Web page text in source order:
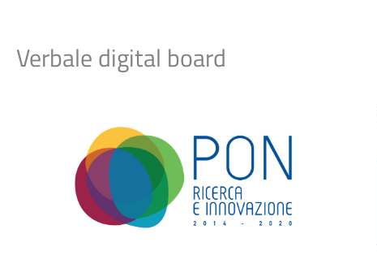
Verbale digital board